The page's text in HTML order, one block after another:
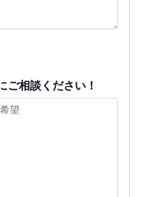
ご相談ください！